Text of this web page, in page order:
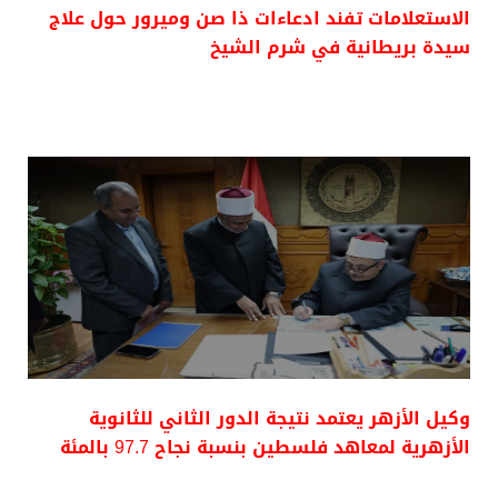
الاستعلامات تفند ادعاءات ذا صن وميرور حول علاج
سيدة بريطانية في شرم الشيخ
وكيل الأزهر يعتمد نتيجة الدور الثاني للثانوية
الأزهرية لمعاهد فلسطين بنسبة نجاح 97.7 بالمئة